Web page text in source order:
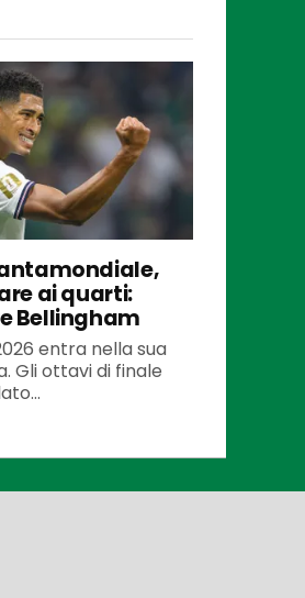
ai quarti:
Bellingham
entra nella sua
Gli ottavi di finale